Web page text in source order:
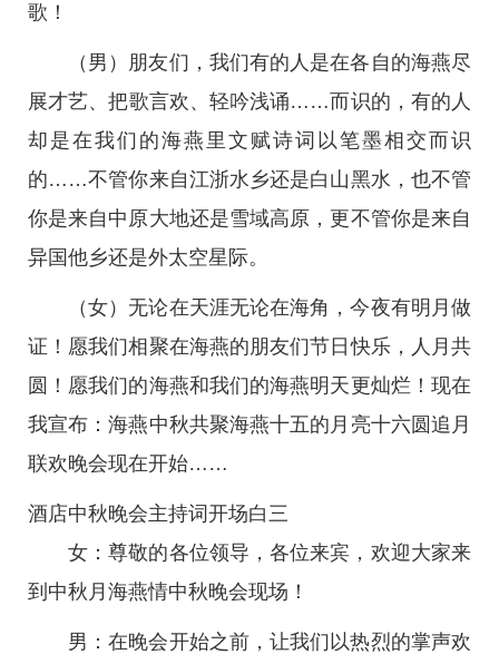
歌！
（男）朋友们，我们有的人是在各自的海燕尽
展才艺、把歌言欢、轻吟浅诵……而识的，有的人
却是在我们的海燕里文赋诗词以笔墨相交而识
的……不管你来自江浙水乡还是白山黑水，也不管
你是来自中原大地还是雪域高原，更不管你是来自
异国他乡还是外太空星际。
（女）无论在天涯无论在海角，今夜有明月做
证！愿我们相聚在海燕的朋友们节日快乐，人月共
圆！愿我们的海燕和我们的海燕明天更灿烂！现在
我宣布：海燕中秋共聚海燕十五的月亮十六圆追月
联欢晚会现在开始……
酒店中秋晚会主持词开场白三
女：尊敬的各位领导，各位来宾，欢迎大家来
到中秋月海燕情中秋晚会现场！
男：在晚会开始之前，让我们以热烈的掌声欢